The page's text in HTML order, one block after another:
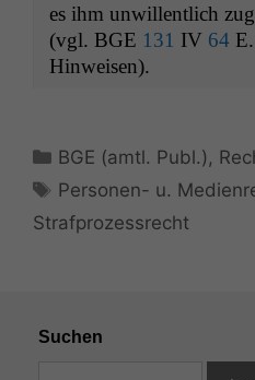
es ihm unwil­lentlich
(vgl. BGE 131 IV 64
Hinweisen).
Kategorien
BGE (amtl. Publ.) ,
Schlagwörter
Personen- u.
Strafprozessrecht
Suchen